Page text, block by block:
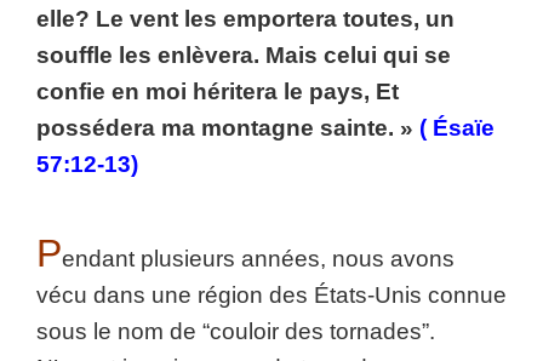
elle? Le vent les emportera toutes, un
souffle les enlèvera. Mais celui qui se
confie en moi héritera le pays, Et
possédera ma montagne sainte. » ( Ésaïe
57:12-13)
Pendant plusieurs années, nous avons
vécu dans une région des États-Unis connue
sous le nom de “couloir des tornades”.